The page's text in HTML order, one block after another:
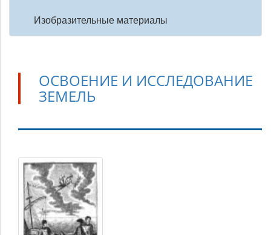
Изобразительные материалы
ОСВОЕНИЕ И ИССЛЕДОВАНИЕ
ЗЕМЕЛЬ
Освоение
и
исследование
земель